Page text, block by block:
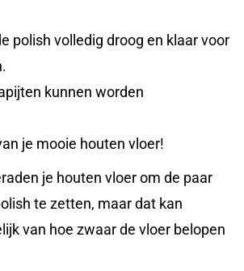
polish volledig droog en klaar voor
kunnen worden
je mooie houten vloer!
je houten vloer om de paar
te zetten, maar dat kan
van hoe zwaar de vloer belopen